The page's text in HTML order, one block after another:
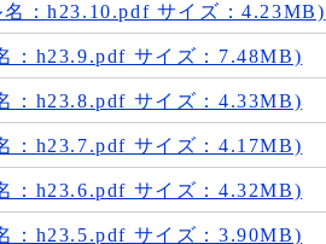
：h23.10.pdf サイズ：4.23MB)
：h23.9.pdf サイズ：7.48MB)
：h23.8.pdf サイズ：4.33MB)
：h23.7.pdf サイズ：4.17MB)
：h23.6.pdf サイズ：4.32MB)
：h23.5.pdf サイズ：3.90MB)